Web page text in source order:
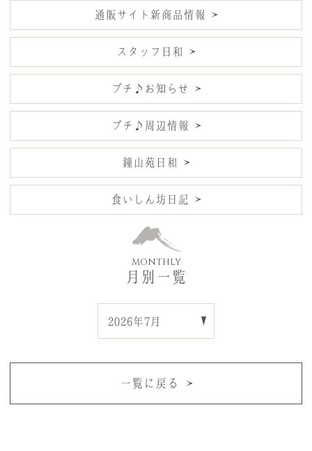
通販サイト新商品情報
スタッフ日和
プチ♪お知らせ
プチ♪周辺情報
鐘山苑日和
食いしん坊日記
MONTHLY
月別一覧
一覧に戻る